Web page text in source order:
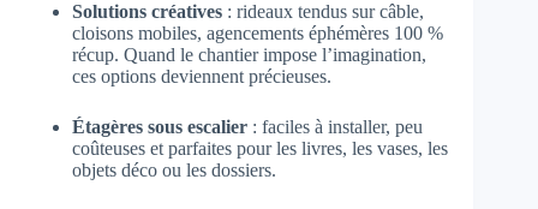
Solutions créatives : rideaux tendus sur câble,
cloisons mobiles, agencements éphémères 100 %
récup. Quand le chantier impose l’imagination,
ces options deviennent précieuses.
Étagères sous escalier : faciles à installer, peu
coûteuses et parfaites pour les livres, les vases, les
objets déco ou les dossiers.